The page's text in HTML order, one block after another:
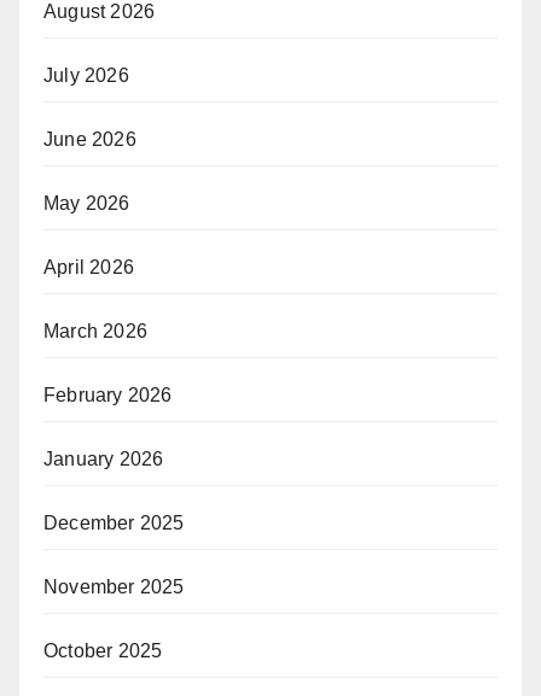
August 2026
July 2026
June 2026
May 2026
April 2026
March 2026
February 2026
January 2026
December 2025
November 2025
October 2025